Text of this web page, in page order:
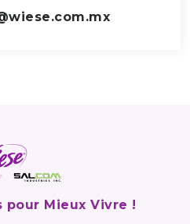
pour Mieux Vivre !